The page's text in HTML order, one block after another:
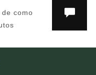
como